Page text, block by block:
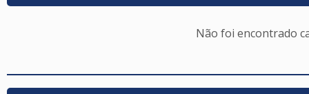
Não foi encontrado